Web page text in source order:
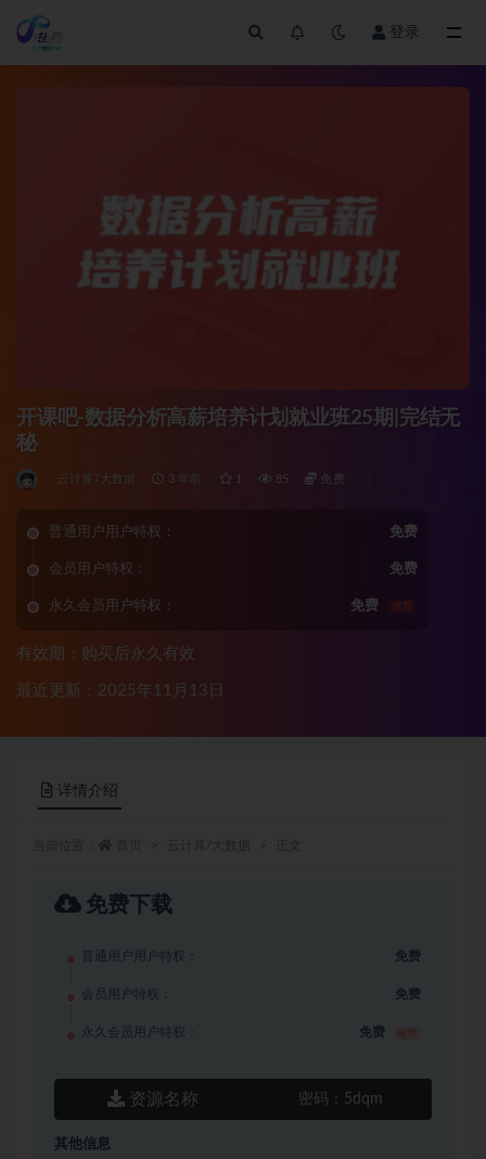
登录
开课吧-数据分析高薪培养计划就业班25期|完结无
秘
云计算/大数据 3 年前 1 85 免费
普通用户用户特权： 免费
会员用户特权： 免费
永久会员用户特权： 免费 推荐
有效期：购买后永久有效
最近更新：2025年11月13日
详情介绍
免费下载
普通用户用户特权： 免费
会员用户特权： 免费
永久会员用户特权： 免费
资源名称 密码： 5dqm
其他信息